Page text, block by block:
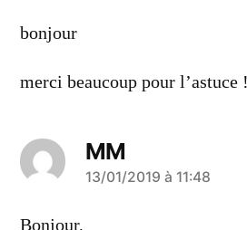
bonjour
merci beaucoup pour l’astuce !
MM
a
13/01/2019 à 11:48
Bonjour,